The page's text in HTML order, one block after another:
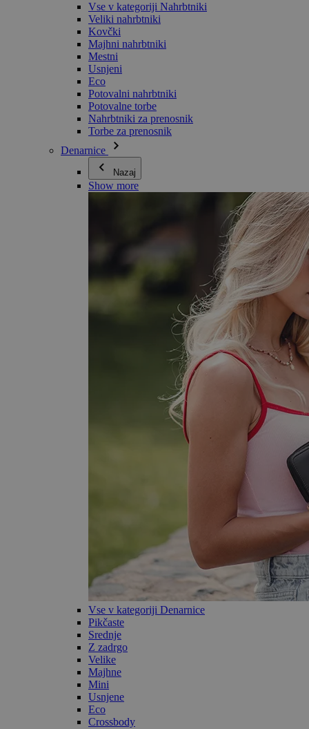
Vse v kategoriji Nahrbtniki
Veliki nahrbtniki
Kovčki
Majhni nahrbtniki
Mestni
Usnjeni
Eco
Potovalni nahrbtniki
Potovalne torbe
Nahrbtniki za prenosnik
Torbe za prenosnik
Denarnice
Nazaj
Show more
Vse v kategoriji Denarnice
Pikčaste
Srednje
Z zadrgo
Velike
Majhne
Mini
Usnjene
Eco
Crossbody